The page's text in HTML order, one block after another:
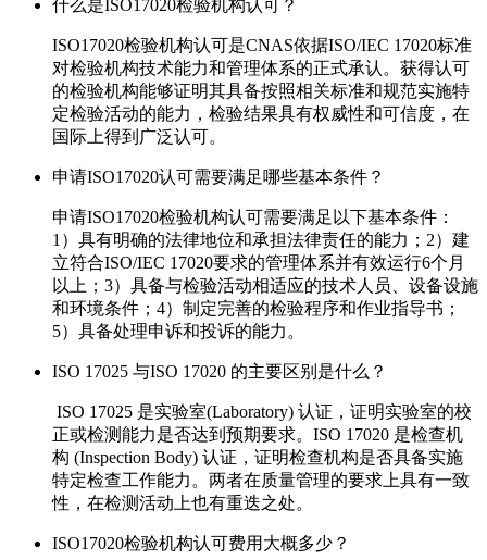
什么是ISO17020检验机构认可？
ISO17020检验机构认可是CNAS依据ISO/IEC 17020标准
对检验机构技术能力和管理体系的正式承认。获得认可
的检验机构能够证明其具备按照相关标准和规范实施特
定检验活动的能力，检验结果具有权威性和可信度，在
国际上得到广泛认可。
申请ISO17020认可需要满足哪些基本条件？
申请ISO17020检验机构认可需要满足以下基本条件：
1）具有明确的法律地位和承担法律责任的能力；2）建
立符合ISO/IEC 17020要求的管理体系并有效运行6个月
以上；3）具备与检验活动相适应的技术人员、设备设施
和环境条件；4）制定完善的检验程序和作业指导书；
5）具备处理申诉和投诉的能力。
ISO 17025 与ISO 17020 的主要区别是什么？
ISO 17025 是实验室(Laboratory) 认证，证明实验室的校
正或检测能力是否达到预期要求。ISO 17020 是检查机
构 (Inspection Body) 认证，证明检查机构是否具备实施
特定检查工作能力。两者在质量管理的要求上具有一致
性，在检测活动上也有重迭之处。
ISO17020检验机构认可费用大概多少？